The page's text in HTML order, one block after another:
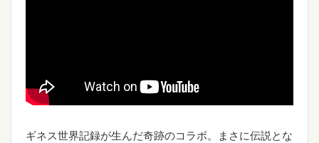
ギネス世界記録が生んだ奇跡のコラボ。まさに伝説とな